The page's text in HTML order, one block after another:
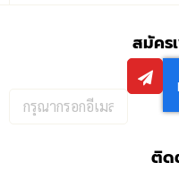
สมัคร
กรอก
อีเมล
ติด